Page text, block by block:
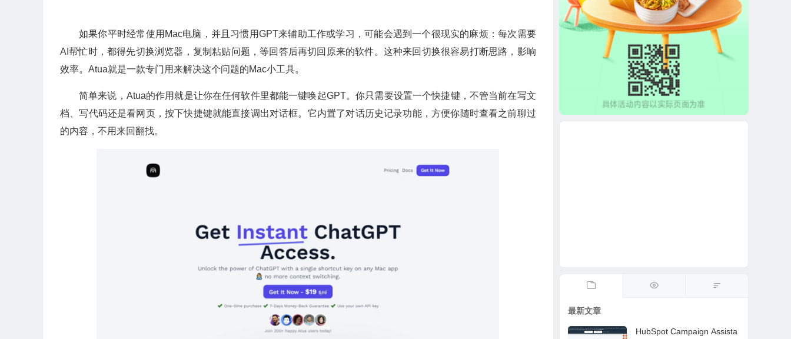
如果你平时经常使用Mac电脑，并且习惯用GPT来辅助工作或学习，可能会遇到一个很现实的麻烦：每次需要
AI帮忙时，都得先切换浏览器，复制粘贴问题，等回答后再切回原来的软件。这种来回切换很容易打断思路，影响
效率。Atua就是一款专门用来解决这个问题的Mac小工具。
简单来说，Atua的作用就是让你在任何软件里都能一键唤起GPT。你只需要设置一个快捷键，不管当前在写文
档、写代码还是看网页，按下快捷键就能直接调出对话框。它内置了对话历史记录功能，方便你随时查看之前聊过
的内容，不用来回翻找。
最新文章
HubSpot Campaign Assista